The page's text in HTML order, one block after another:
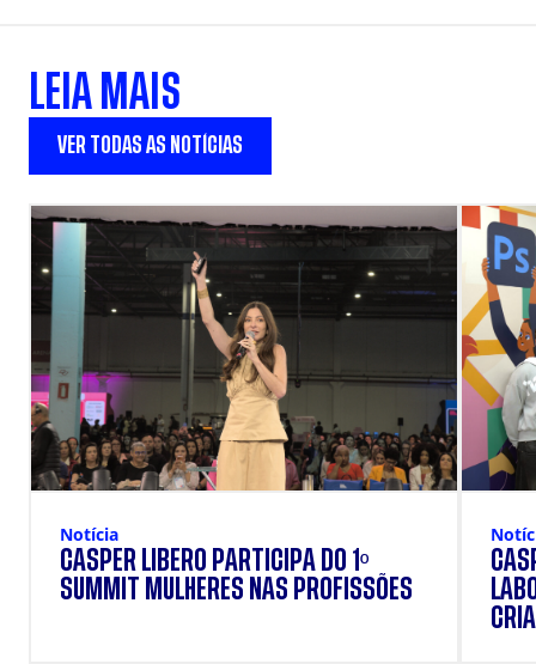
LEIA MAIS
VER TODAS AS NOTÍCIAS
Notícia
CÁSPER LÍBERO PARTICIPA DO 1º
SUMMIT MULHERES NAS PROFISSÕES